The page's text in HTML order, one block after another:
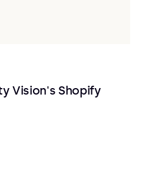
Vision's Shopify